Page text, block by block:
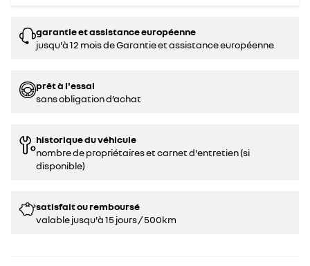
garantie et assistance européenne
jusqu'à 12 mois de Garantie et assistance européenne
prêt à l'essai
sans obligation d’achat
historique du véhicule
nombre de propriétaires et carnet d'entretien (si
disponible)
satisfait ou remboursé
valable jusqu'à 15 jours / 500km